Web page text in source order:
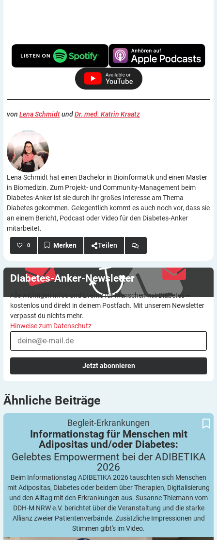
von Lena SchmidtundDr. med. Katrin Kraatz
Lena Schmidt hat einen Bachelor in Bioinformatik und einen Master
in Biomedizin. Zum Projekt- und Community-Management beim
Diabetes-Anker ist sie durch ihr großes Interesse am Thema
Diabetes gekommen. Gelegentlich kommt es auch noch vor, dass sie
an einem Bericht, Podcast oder Video für den Diabetes-Anker
mitarbeitet.
0 Teilen
Diabetes-Anker-Newsletter
Alle wichtigen Infos und Events für Menschen mit Diabetes –
kostenlos und direkt in deinem Postfach. Mit unserem Newsletter
verpasst du nichts mehr.
Hinweise zum Datenschutz
Jetzt abonnieren
Ähnliche Beiträge
Informationstag für Menschen mit Adipositas und/oder Diabetes:
Begleit-Erkrankungen
Informationstag für Menschen mit
Adipositas und/oder Diabetes:
Gelebtes Empowerment bei der ADIBETIKA
2026
Beim Informationstag ADIBETIKA 2026 tauschten sich Menschen
mit Adipositas, Diabetes oder beidem über Therapien, Digitalisierung
und den Alltag mit den Erkrankungen aus. Susanne Thiemann vom
DDH-M NRW e.V. berichtet über die Veranstaltung und die starke
Allianz zweier Patientenverbände. Zusätzliche Impressionen und
Stimmen gibt's im Video.